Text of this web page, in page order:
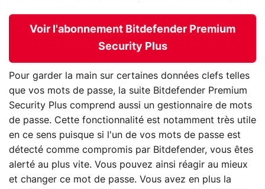
Voir l'abonnement Bitdefender Premium
Security Plus
Pour garder la main sur certaines données clefs telles
que vos mots de passe, la suite Bitdefender Premium
Security Plus comprend aussi un gestionnaire de mots
de passe. Cette fonctionnalité est notamment très utile
en ce sens puisque si l'un de vos mots de passe est
détecté comme compromis par Bitdefender, vous êtes
alerté au plus vite. Vous pouvez ainsi réagir au mieux
et changer ce mot de passe. Vous avez en plus la